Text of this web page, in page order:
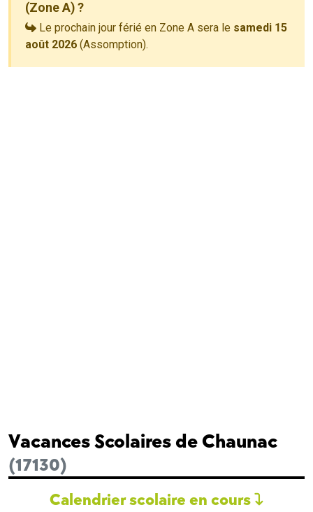
(Zone A) ?
Le prochain jour férié en Zone A sera le samedi 15
août 2026 (Assomption).
Vacances Scolaires de Chaunac
(17130)
Calendrier scolaire en cours